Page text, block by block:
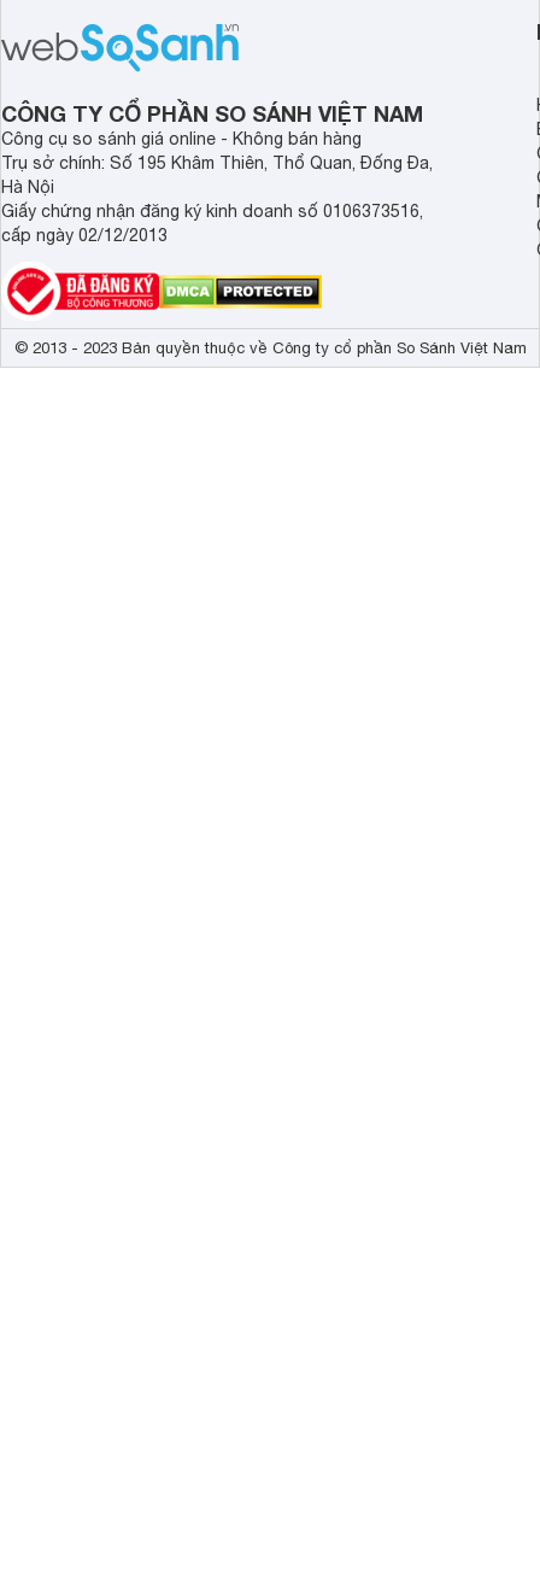
CÔNG TY CỔ PHẦN SO SÁNH VIỆT NAM
Công cụ so sánh giá online - Không bán hàng
Trụ sở chính: Số 195 Khâm Thiên, Thổ Quan, Đống Đa,
Hà Nội
Giấy chứng nhận đăng ký kinh doanh số 0106373516,
cấp ngày 02/12/2013
© 2013 - 2023 Bản quyền thuộc về Công ty cổ phần So Sánh Việt Nam